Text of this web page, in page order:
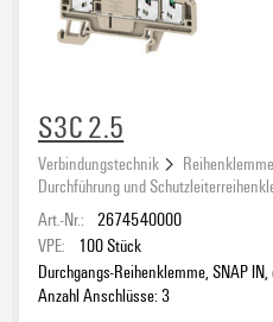
S3C 2.5
Verbindungstechnik
Durchführung und
Art.-Nr.: 2674540000
VPE:
100Stück
Durchgangs-Reihenklemme, SNAP
Anzahl Anschlüsse: 3